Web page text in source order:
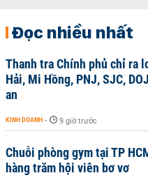
Đọc nhiều nhất
Thanh tra Chính phủ chỉ ra
Hải, Mi Hồng, PNJ, SJC,
an
KINH DOANH - 9 giờ trước
Chuỗi phòng gym tại TP
hàng trăm hội viên bơ vơ